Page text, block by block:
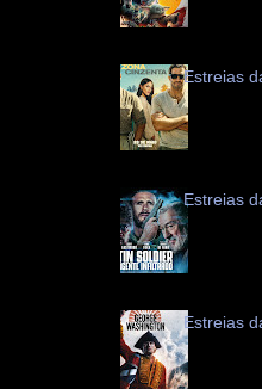
Estreias
Estreias
Estreias